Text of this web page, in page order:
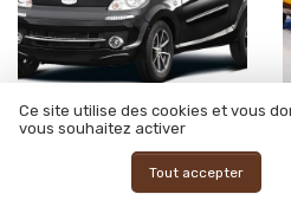
Nouveautés et Tendances •
31/05/2025
permis sont plus fragiles
Ce site utilise des cookies et vous
vous souhaitez activer
Tout accepter